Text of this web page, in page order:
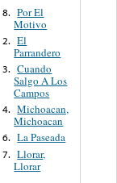
8. Por El
Motivo
2. El
Parrandero
3. Cuando
Salgo A Los
Campos
4. Michoacan,
Michoacan
6. La Paseada
7. Llorar,
Llorar